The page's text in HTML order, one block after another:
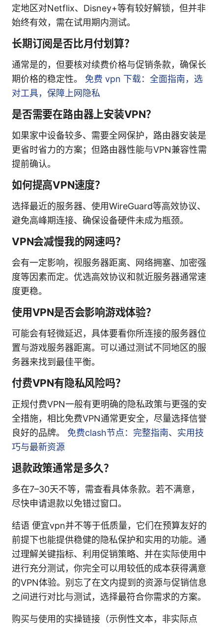
定地区对Netflix、Disney+等有较好解锁，但并非
始终有效，需在试用期内测试。
长期订阅是否比月付划算？
通常是的，但要核对续费价格与促销条款，确保长
期价格的稳定性。 免费 vpn 下载：全面指南，选
对工具，保障上网隐私
是否需要在路由器上安装VPN？
如果家中设备较多、需要全网保护，路由器安装是
更省时省力的方案；但路由器性能与VPN兼容性需
提前确认。
如何提高VPN速度？
选择最近的服务器、使用WireGuard等高效协议、
避免高峰期连接、确保设备硬件未成为瓶颈。
VPN会减慢我的网速吗？
会有一定影响，视服务器距离、网络拥塞、加密强
度等因素而定。优选高效协议和就近服务器通常速
度更稳。
使用VPN是否会影响游戏体验？
可能会有轻微延迟，具体要看你所连接的服务器位
置与游戏服务器距离。可以通过测试不同地区的服
务器来找到最佳平衡。
付费VPN有隐私风险吗？
正规付费VPN一般有更明确的隐私政策与更强的安
全措施，相比免费VPN通常更安全，尽量选择信誉
良好的品牌。 免费clash节点：完整指南、实用技
巧与最新资源
退款政策通常是多久？
多在7–30天不等，需查看具体条款。若不满意，
尽快申请退款以免错过窗口。
结语 便宜vpn并不等于低质量，它们在预算友好的
前提下也能提供稳健的隐私保护和实用的功能。通
过理解关键指标、利用促销策略、并在实际使用中
进行充分测试，你完全可以用较低的成本获得满意
的VPN体验。别忘了在文内提到的资源与促销信息
之间进行对比与测试，选择最符合你需求的方案。
购买与使用的实操链接（示例性文本，非实际点